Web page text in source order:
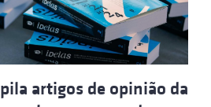
artigos de opinião da